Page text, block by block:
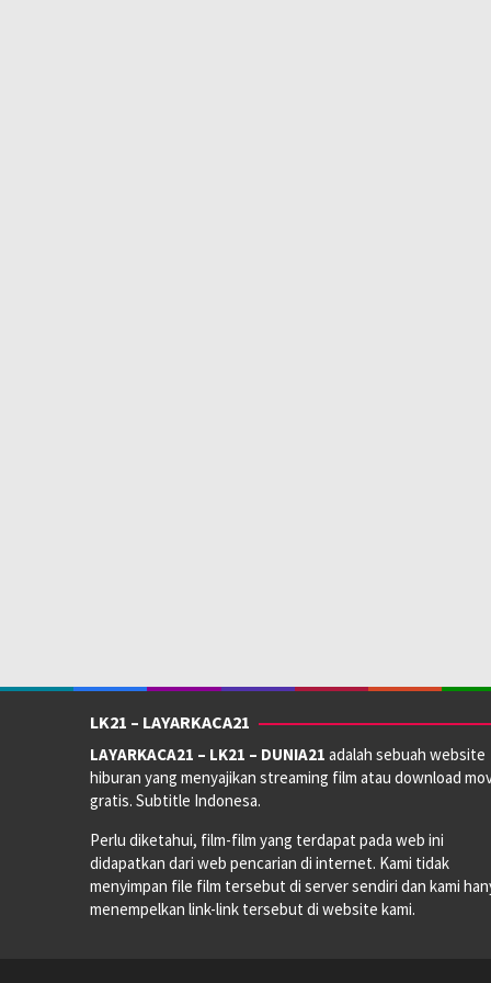
LK21 – LAYARKACA21
LAYARKACA21 – LK21 – DUNIA21 adalah sebuah website
hiburan yang menyajikan streaming film atau download
gratis. Subtitle Indonesa.
Perlu diketahui, film-film yang terdapat pada web ini
didapatkan dari web pencarian di internet. Kami tidak
menyimpan file film tersebut di server sendiri dan kami
menempelkan link-link tersebut di website kami.